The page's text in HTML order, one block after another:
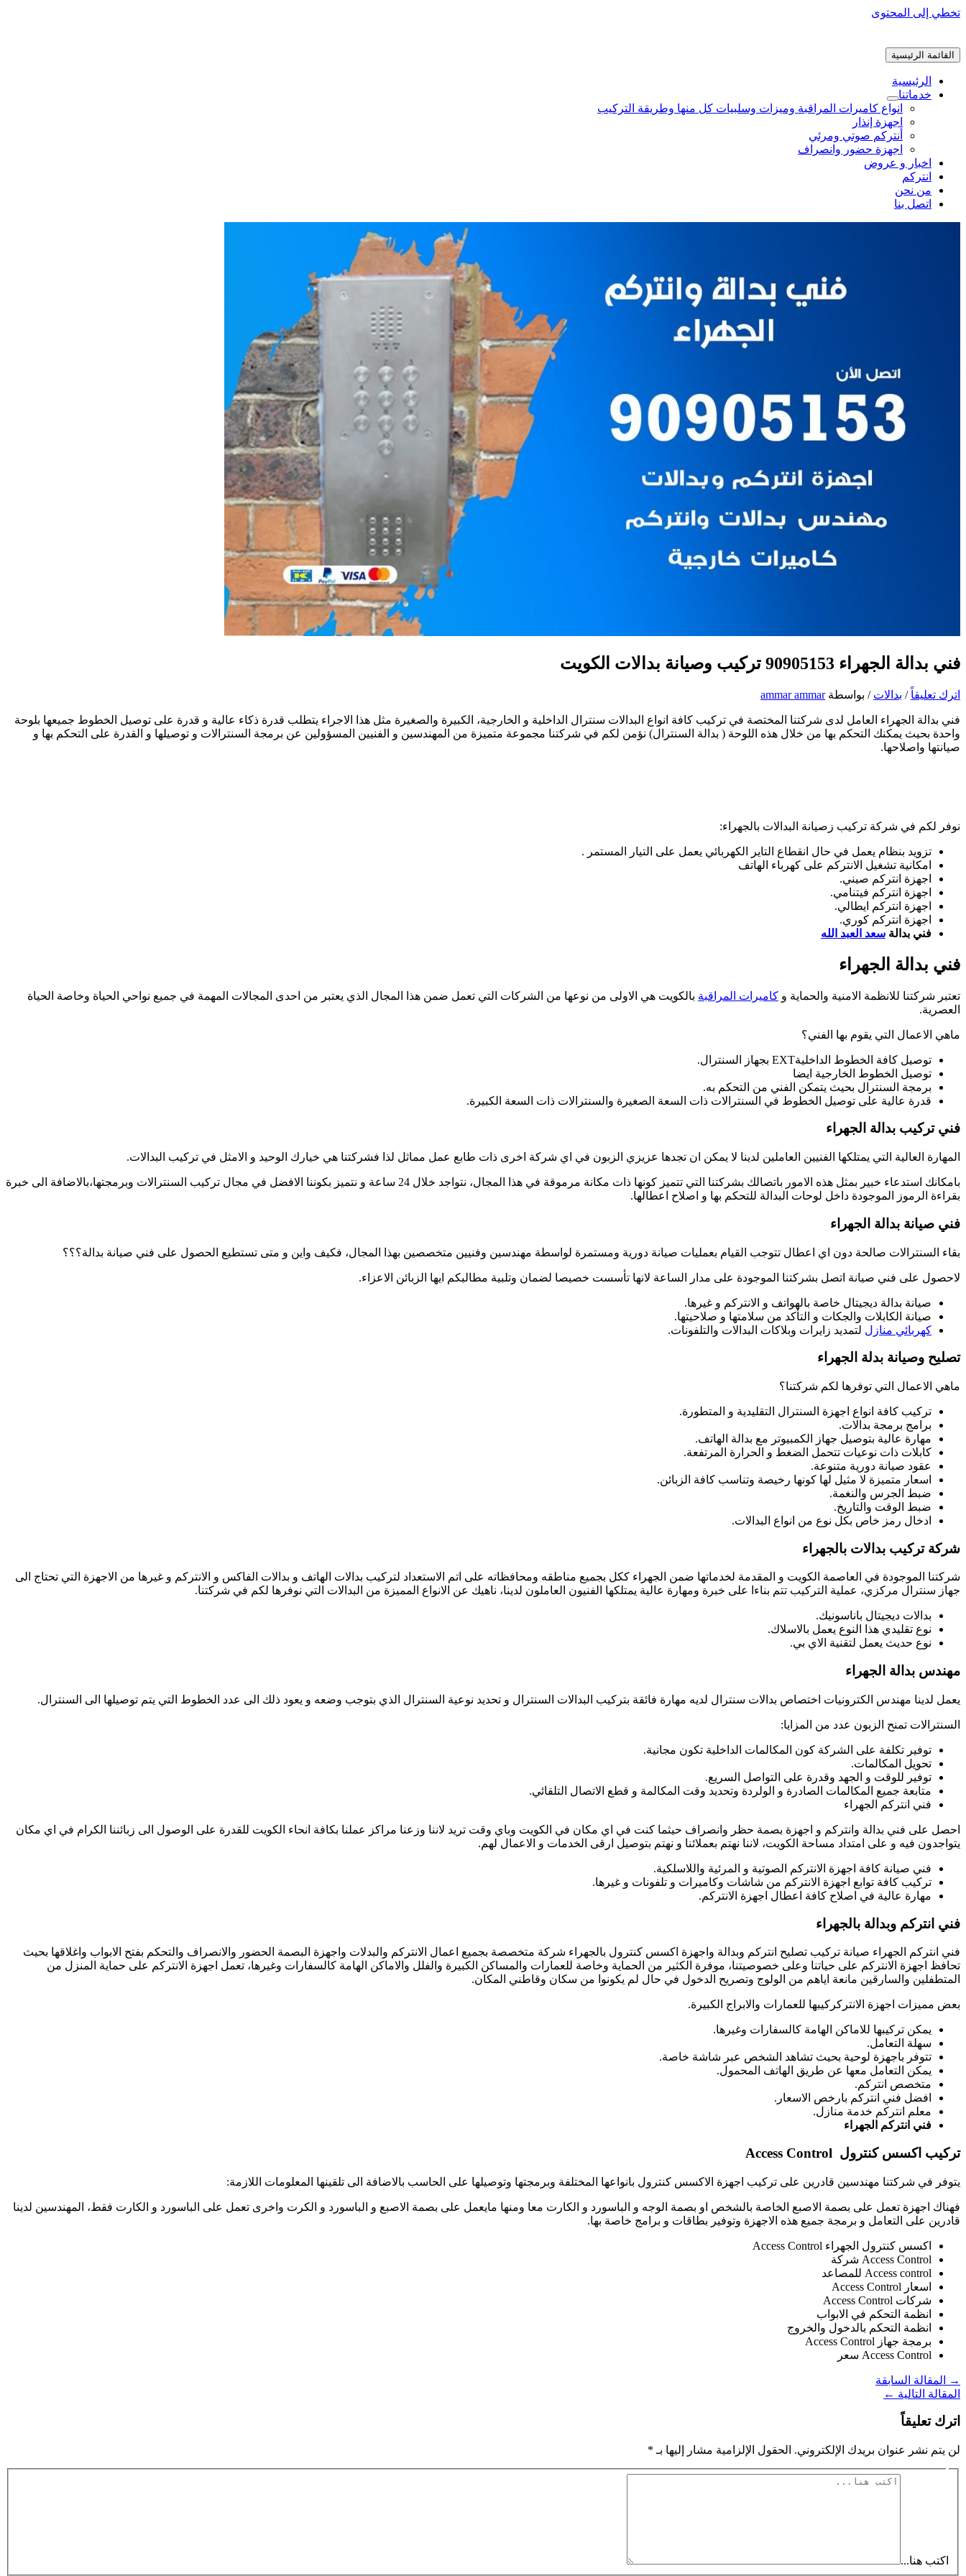
تخطي إلى المحتوى
القائمة الرئيسية
الرئيسية
خدماتنا
انواع كاميرات المراقبة وميزات وسلبيات كل منها وطريقة التركيب
اجهزة إنذار
أنتركم صوتي ومرئي
اجهزة حضور وانصراف
اخبار و عروض
انتركم
من نحن
اتصل بنا
فني بدالة الجهراء 90905153 تركيب وصيانة بدالات الكويت
اترك تعليقاً / بدالات / بواسطة ammar ammar
فني بدالة الجهراء العامل لدى شركتنا المختصة في تركيب كافة انواع البدالات سنترال الداخلية و الخارجية، الكبيرة والصغيرة مثل هذا الاجراء يتطلب قدرة ذكاء عالية و قدرة على توصيل الخطوط جميعها بلوحة
واحدة بحيث يمكنك التحكم بها من خلال هذه اللوحة ( بدالة السنترال) نؤمن لكم في شركتنا مجموعة متميزة من المهندسين و الفنيين المسؤولين عن برمجة السنترالات و توصيلها و القدرة على التحكم بها و
صيانتها واصلاحها.
نوفر لكم في شركة تركيب زصيانة البدالات بالجهراء:
تزويد بنظام يعمل في حال انقطاع التاير الكهربائي يعمل على التيار المستمر .
امكانية تشغيل الانتركم على كهرباء الهاتف
اجهزة انتركم صيني.
اجهزة انتركم فيتنامي.
اجهزة انتركم ايطالي.
اجهزة انتركم كوري.
فني بدالة سعد العبد الله
فني بدالة الجهراء
تعتبر شركتنا للانظمة الامنية والحماية و كاميرات المراقبة بالكويت هي الاولى من نوعها من الشركات التي تعمل ضمن هذا المجال الذي يعتبر من احدى المجالات المهمة في جميع نواحي الحياة وخاصة الحياة
العصرية.
ماهي الاعمال التي يقوم بها الفني؟
توصيل كافة الخطوط الداخليةEXT بجهاز السنترال.
توصيل الخطوط الخارجية ايضا
برمجة السنترال بحيث يتمكن الفني من التحكم به.
قدرة عالية على توصيل الخطوط في السنترالات ذات السعة الصغيرة والسنترالات ذات السعة الكبيرة.
فني تركيب بدالة الجهراء
المهارة العالية التي يمتلكها الفنيين العاملين لدينا لا يمكن ان تجدها عزيزي الزبون في اي شركة اخرى ذات طابع عمل مماثل لذا فشركتنا هي خيارك الوحيد و الامثل في تركيب البدالات.
بامكانك استدعاء خبير بمثل هذه الامور باتصالك بشركتنا التي تتميز كونها ذات مكانة مرموقة في هذا المجال، نتواجد خلال 24 ساعة و نتميز بكوننا الافضل في مجال تركيب السنترالات وبرمجتها،بالاضافة الى خبرة
بقراءة الرموز الموجودة داخل لوحات البدالة للتحكم بها و اصلاح اعطالها.
فني صيانة بدالة الجهراء
بقاء السنترالات صالحة دون اي اعطال تتوجب القيام بعمليات صيانة دورية ومستمرة لواسطة مهندسين وفنيين متخصصين بهذا المجال، فكيف واين و متى تستطيع الحصول على فني صيانة بدالة؟؟؟
لاحصول على فني صيانة اتصل بشركتنا الموجودة على مدار الساعة لانها تأسست خصيصا لضمان وتلبية مطالبكم ايها الزبائن الاعزاء.
صيانة بدالة ديجيتال خاصة بالهواتف و الانتركم و غيرها.
صيانة الكابلات والجكات و التأكد من سلامتها و صلاحيتها.
كهربائي منازل لتمديد زايرات وبلاكات البدالات والتلفونات.
تصليح وصيانة بدلة الجهراء
ماهي الاعمال التي توفرها لكم شركتنا؟
تركيب كافة انواع اجهزة السنترال التقليدية و المتطورة.
برامج برمجة بدالات.
مهارة عالية بتوصيل جهاز الكمبيوتر مع بدالة الهاتف.
كابلات ذات نوعيات تتحمل الضغط و الحرارة المرتفعة.
عقود صيانة دورية متنوعة.
اسعار متميزة لا مثيل لها كونها رخيصة وتناسب كافة الزبائن.
ضبط الجرس والنغمة.
ضبط الوقت والتاريخ.
ادخال رمز خاص بكل نوع من انواع البدالات.
شركة تركيب بدالات بالجهراء
شركتنا الموجودة في العاصمة الكويت و المقدمة لخدماتها ضمن الجهراء ككل بجميع مناطقه ومحافظاته على اتم الاستعداد لتركيب بدالات الهاتف و بدالات الفاكس و الانتركم و غيرها من الاجهزة التي تحتاج الى
جهاز سنترال مركزي، عملية التركيب تتم بناءا على خبرة ومهارة عالية يمتلكها الفنيون العاملون لدينا، ناهيك عن الانواع المميزة من البدالات التي نوفرها لكم في شركتنا.
بدالات ديجيتال باناسونيك.
نوع تقليدي هذا النوع يعمل بالاسلاك.
نوع حديث يعمل لتقنية الاي بي.
مهندس بدالة الجهراء
يعمل لدينا مهندس الكترونيات اختصاص بدالات سنترال لديه مهارة فائقة بتركيب البدالات السنترال و تحديد نوعية السنترال الذي بتوجب وضعه و يعود ذلك الى عدد الخطوط التي يتم توصيلها الى السنترال.
السنترالات تمنح الزبون عدد من المزايا:
توفير تكلفة على الشركة كون المكالمات الداخلية تكون مجانية.
تحويل المكالمات.
توفير للوقت و الجهد وقدرة على التواصل السريع.
متابعة جميع المكالمات الصادرة و الولردة وتحديد وقت المكالمة و قطع الاتصال التلقائي.
فني انتركم الجهراء
احصل على فني بدالة وانتركم و اجهزة بصمة حظر وانصراف حيثما كنت في اي مكان في الكويت وباي وقت تريد لاننا وزعنا مراكز عملنا بكافة انحاء الكويت للقدرة على الوصول الى زبائننا الكرام في اي مكان
يتواجدون فيه و على امتداد مساحة الكويت، لاننا نهتم بعملائنا و نهتم بتوصيل ارقى الخدمات و الاعمال لهم.
فني صيانة كافة اجهزة الانتركم الصوتية و المرئية واللاسلكية.
تركيب كافة توابع اجهزة الانتركم من شاشات وكاميرات و تلفونات و غيرها.
مهارة عالية في اصلاح كافة اعطال اجهزة الانتركم.
فني انتركم وبدالة بالجهراء
فني انتركم الجهراء صيانة تركيب تصليح انتركم وبدالة واجهزة اكسس كنترول بالجهراء شركة متخصصة بجميع اعمال الانتركم والبدلات واجهزة البصمة الحضور والانصراف والتحكم بفتح الابواب واغلاقها بحيث
تحافظ اجهزة الانتركم على حياتنا وعلى خصوصيتنا، موفرة الكثير من الحماية وخاصة للعمارات والمساكن الكبيرة والفلل والاماكن الهامة كالسفارات وغيرها، تعمل اجهزة الانتركم على حماية المنزل من
المتطفلين والسارقين مانعة اياهم من الولوج وتصريح الدخول في حال لم يكونوا من سكان وقاطني المكان.
بعض مميزات اجهزة الانتركركيبها للعمارات والابراج الكبيرة.
يمكن تركيبها للاماكن الهامة كالسفارات وغيرها.
سهلة التعامل.
تتوفر باجهزة لوحية بحيث تشاهد الشخص عبر شاشة خاصة.
يمكن التعامل معها عن طريق الهاتف المحمول.
متخصص انتركم.
افضل فني انتركم بارخص الاسعار.
معلم انتركم خدمة منازل.
فني انتركم الجهراء
تركيب اكسس كنترول
يتوفر في شركتنا مهندسين قادرين على تركيب اجهزة الاكسس كنترول بانواعها المختلفة وبرمجتها وتوصيلها على الحاسب بالاضافة الى تلقينها المعلومات اللازمة:
فهناك اجهزة تعمل على بصمة الاصبع الخاصة بالشخص او بصمة الوجه و الباسورد و الكارت معا ومنها مايعمل على بصمة الاصبع و الباسورد و الكرت واخرى تعمل على الباسورد و الكارت فقط، المهندسين لدينا
قادرين على التعامل و برمجة جميع هذه الاجهزة وتوفير بطاقات و برامج خاصة بها.
اكسس كنترول الجهراء Access Control
Access Control شركة
Access control للمصاعد
اسعار Access Control
شركات Access Control
انظمة التحكم في الابواب
انظمة التحكم بالدخول والخروج
برمجة جهاز Access Control
Access Control سعر
→
المقالة السابقة
المقالة التالية ←
اترك تعليقاً
لن يتم نشر عنوان بريدك الإلكتروني. الحقول الإلزامية مشار إليها بـ *
اكتب هنا...